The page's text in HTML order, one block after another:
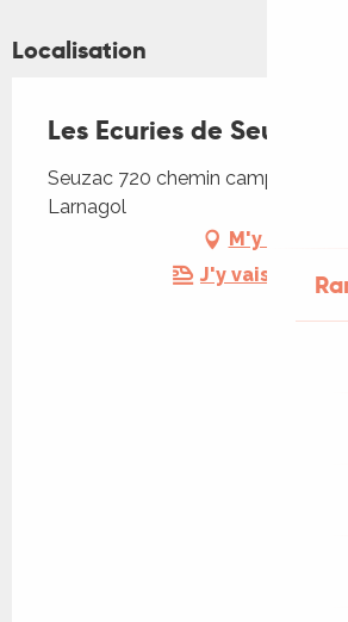
Localisation
Les Ecuries de Seuzac
Seuzac 720 chemin camp del four,
Larnagol
M'y rendre
J'y vais en train